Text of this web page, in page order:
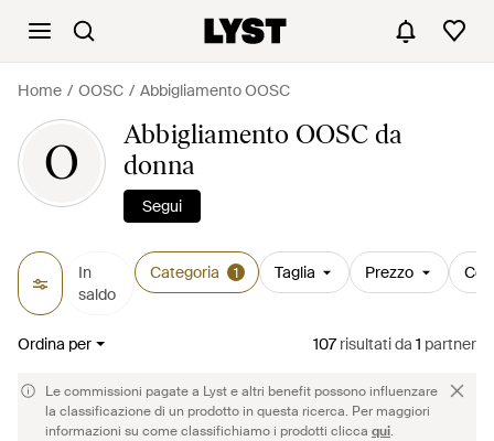
Home OOSC Abbigliamento OOSC
O
Abbigliamento OOSC da
donna
Segui
In
saldo
Categoria 1 Taglia Prezzo
Ordina per 107risultatida 1 partner
Le commissioni pagate a Lyst e altri benefit possono influenzare
la classificazione di un prodotto in questa ricerca. Per maggiori
informazioni su come classifichiamo i prodotti clicca qui.